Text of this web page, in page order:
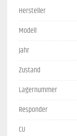
Hersteller
Modell
Jahr
Zustand
Lagernummer
Responder
CU